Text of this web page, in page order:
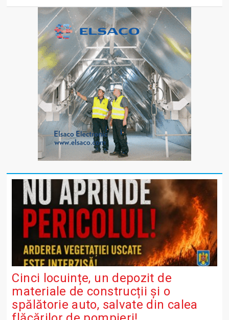
Cinci locuințe, un depozit de
materiale de construcții și o
spălătorie auto, salvate din calea